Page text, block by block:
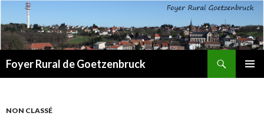
Foyer Rural de Goetzenbruck
NON CLASSÉ